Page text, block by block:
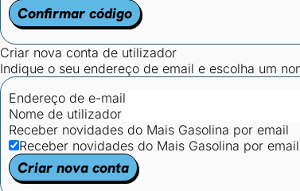
Confirmar código
Criar nova conta de utilizador
Indique o seu endereço de email e escolha um
Endereço de e-mail
Nome de utilizador
Receber novidades do Mais Gasolina por email
Receber novidades do Mais Gasolina por email
Criar nova conta